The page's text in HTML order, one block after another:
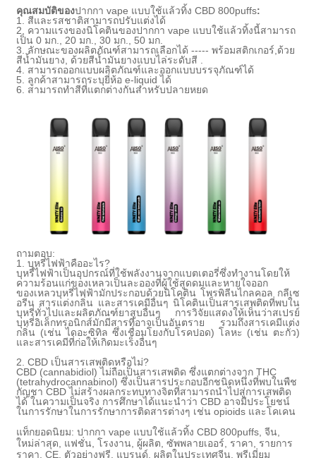
คุณสมบัติของปากกา vape แบบใช้แล้วทิ้ง CBD 800puffs:
1. สีและรสชาติสามารถปรับแต่งได้
2. ความแรงของนิโคตินของปากกา vape แบบใช้แล้วทิ้งนี้สามารถ
เป็น 0 มก., 20 มก., 30 มก., 50 มก.
3. ลักษณะของผลิตภัณฑ์สามารถเลือกได้ ----- พร้อมสติกเกอร์,ด้วย
สีน้ำมันยาง, ด้วยสีน้ำมันยางแบบไล่ระดับสี .
4. สามารถออกแบบผลิตภัณฑ์และออกแบบบรรจุภัณฑ์ได้
5. ลูกค้าสามารถระบุยี่ห้อ e-liquid ได้
6. สามารถทำสีที่แตกต่างกันสำหรับปลายหยด
ถามตอบ:
1. บุหรี่ไฟฟ้าคืออะไร?
บุหรี่ไฟฟ้าเป็นอุปกรณ์ที่ใช้พลังงานจากแบตเตอรี่ซึ่งทำงานโดยให้
ความร้อนแก่ของเหลวเป็นละอองที่ผู้ใช้สูดดมและหายใจออก
ของเหลวบุหรี่ไฟฟ้ามักประกอบด้วยนิโคติน โพรพิลีนไกลคอล กลีเซ
อรีน สารแต่งกลิ่น และสารเคมีอื่นๆ นิโคตินเป็นสารเสพติดที่พบใน
บุหรี่ทั่วไปและผลิตภัณฑ์ยาสูบอื่นๆ การวิจัยแสดงให้เห็นว่าสเปรย์
บุหรี่อิเล็กทรอนิกส์มักมีสารที่อาจเป็นอันตราย รวมถึงสารเคมีแต่ง
กลิ่น (เช่น ไดอะซิทิล ซึ่งเชื่อมโยงกับโรคปอด) โลหะ (เช่น ตะกั่ว)
และสารเคมีที่ก่อให้เกิดมะเร็งอื่นๆ
2. CBD เป็นสารเสพติดหรือไม่?
CBD (cannabidiol) ไม่ถือเป็นสารเสพติด ซึ่งแตกต่างจาก THC
(tetrahydrocannabinol) ซึ่งเป็นสารประกอบอีกชนิดหนึ่งที่พบในพืช
กัญชา CBD ไม่สร้างผลกระทบทางจิตที่สามารถนำไปสู่การเสพติด
ได้ ในความเป็นจริง การศึกษาได้แนะนำว่า CBD อาจมีประโยชน์
ในการรักษาในการรักษาการติดสารต่างๆ เช่น opioids และโคเคน
แท็กยอดนิยม: ปากกา vape แบบใช้แล้วทิ้ง CBD 800puffs, จีน,
ใหม่ล่าสุด, แฟชั่น, โรงงาน, ผู้ผลิต, ซัพพลายเออร์, ราคา, รายการ
ราคา, CE, ตัวอย่างฟรี, แบรนด์, ผลิตในประเทศจีน, พรีเมี่ยม